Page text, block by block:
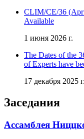
CLIM/CE/36
Available
1 июня 2026 г.
The Dates of the
of Experts have
17 декабря 2025 г.
Заседания
Ассамблея